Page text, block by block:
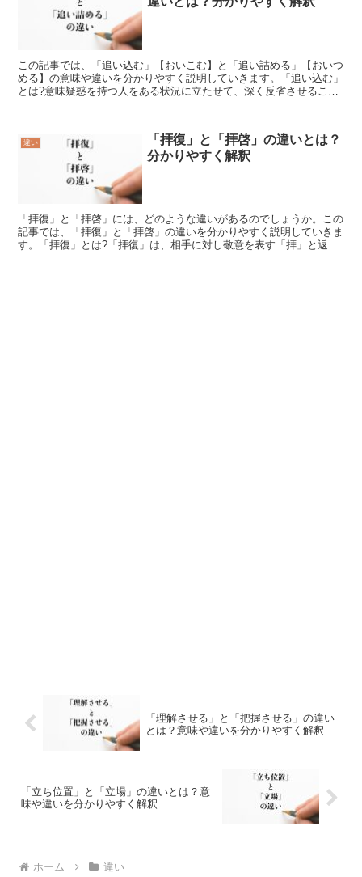
この記事では、「追い込む」【おいこむ】と「追い詰める」【おいつ
める】の意味や違いを分かりやすく説明していきます。「追い込む」
とは?意味疑惑を持つ人をある状況に立たせて、深く反省させること
違い
「拝復」と「拝啓」の違いとは？
分かりやすく解釈
「拝復」と「拝啓」には、どのような違いがあるのでしょうか。この
記事では、「拝復」と「拝啓」の違いを分かりやすく説明していきま
す。「拝復」とは?「拝復」は、相手に対し敬意を表す「拝」と返す
「理解させる」と「把握させる」の違い
とは？意味や違いを分かりやすく解釈
「立ち位置」と「立場」の違いとは？意
味や違いを分かりやすく解釈
ホーム 違い